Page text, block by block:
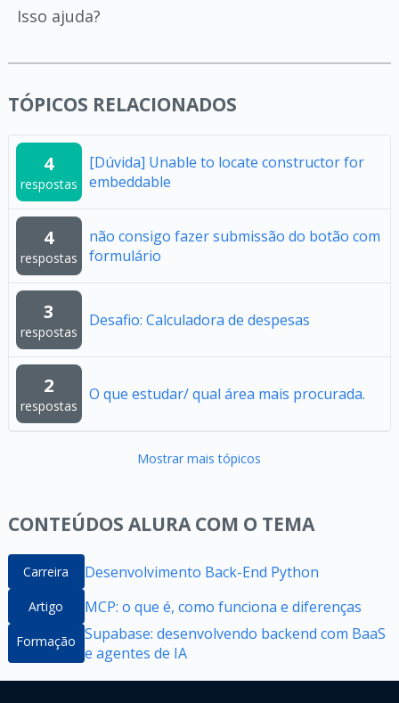
Isso ajuda?
TÓPICOS RELACIONADOS
4
respostas
[Dúvida] Unable to locate constructor for
embeddable
4
respostas
não consigo fazer submissão do botão com
formulário
3
respostas
Desafio: Calculadora de despesas
2
respostas
O que estudar/ qual área mais procurada.
Mostrar mais tópicos
CONTEÚDOS ALURA COM O TEMA
Carreira Desenvolvimento Back-End Python
Artigo MCP: o que é, como funciona e diferenças
Formação Supabase: desenvolvendo backend com BaaS
e agentes de IA